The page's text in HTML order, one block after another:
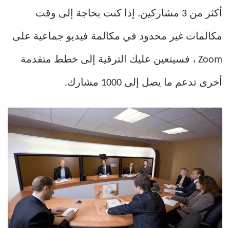
أكثر من 3 مشاركين. إذا كنت بحاجة إلى وقت
مكالمات غير محدود في مكالمة فيديو جماعية على
Zoom ، فسيتعين عليك الترقية إلى خطط متقدمة
أخرى تدعم ما يصل إلى 1000 مشارك.